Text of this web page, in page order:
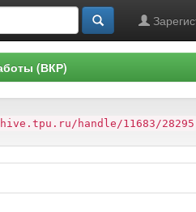
(ВКР)
handle/11683/28295